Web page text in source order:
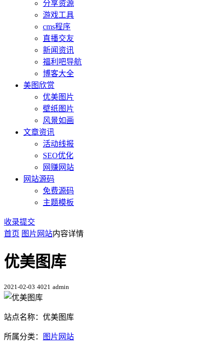
分享资源
游戏工具
cms程序
直播交友
新闻资讯
福利吧导航
博客大全
美图欣赏
优美图片
壁纸图片
风景如画
文章资讯
活动线报
SEO优化
网赚网站
网站源码
免费源码
主题模板
收录提交
首页 图片网站内容详情
优美图库
2021-02-03 4021 admin
站点名称：优美图库
所属分类： 图片网站